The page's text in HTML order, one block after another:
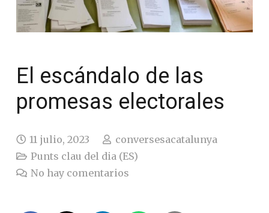
El escándalo de las
promesas electorales
11 julio, 2023
conversesacatalunya
Punts clau del dia (ES)
No hay comentarios